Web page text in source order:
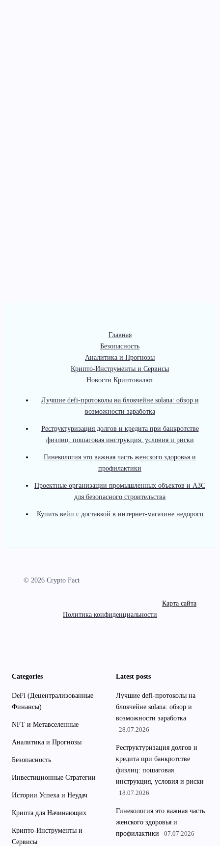
Главная
Безопасность
Аналитика и Прогнозы
Крипто-Инструменты и Сервисы
Новости Криптовалют
Лучшие defi-протоколы на блокчейне solana: обзор и
возможности заработка
Реструктуризация долгов и кредита при банкротстве
физлиц: пошаговая инструкция, условия и риски
Гинекология это важная часть женского здоровья и
профилактики
Проектные организации промышленных объектов и АЗС
для безопасного строительства
Купить вейп с доставкой в интернет-магазине недорого
© 2026 Crypto Fact
Карта сайта
Политика конфиденциальности
Categories
DeFi (Децентрализованные
Финансы)
NFT и Метавселенные
Аналитика и Прогнозы
Безопасность
Инвестиционные Стратегии
Истории Успеха и Неудач
Крипта для Начинающих
Крипто-Инструменты и
Сервисы
Latest posts
Лучшие defi-протоколы на
блокчейне solana: обзор и
возможности заработка
28.07.2026
Реструктуризация долгов и
кредита при банкротстве
физлиц: пошаговая
инструкция, условия и риски
18.07.2026
Гинекология это важная часть
женского здоровья и
профилактики
07.07.2026